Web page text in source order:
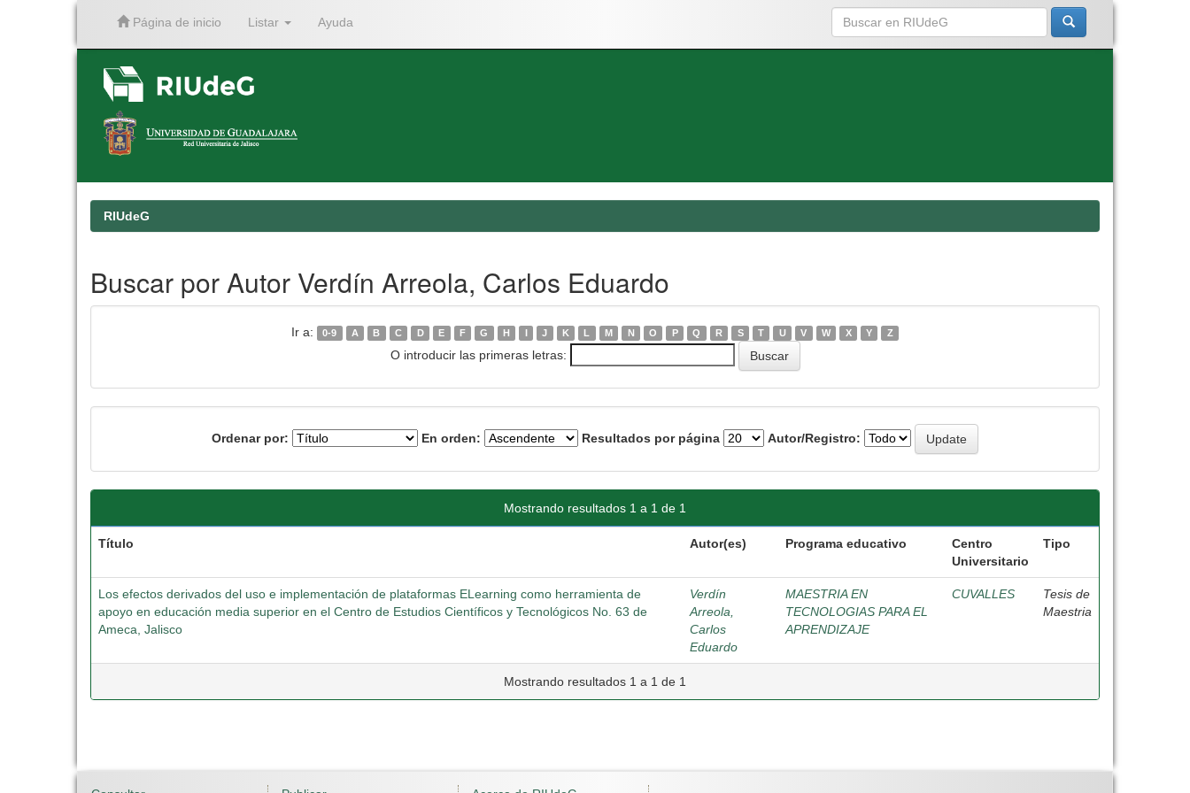
Página de inicio Listar Ayuda
RIUdeG
Buscar por Autor Verdín Arreola, Carlos Eduardo
Ir a: 0-9 A B C D E F G H I J K L M N O P Q R S T U V W X Y Z
O introducir las primeras letras:
Ordenar por: En orden: Resultados por página Autor/Registro:
Mostrando resultados 1 a 1 de 1
Título Autor(es) Programa educativo
Centro
Universitario
Tipo
Los efectos derivados del uso e implementación de plataformas ELearning como herramienta de
apoyo en educación media superior en el Centro de Estudios Científicos y Tecnológicos No. 63 de
Ameca, Jalisco
Verdín
Arreola,
Carlos
Eduardo
MAESTRIA EN
TECNOLOGIAS PARA EL
APRENDIZAJE
CUVALLES
Tesis de
Maestria
Mostrando resultados 1 a 1 de 1